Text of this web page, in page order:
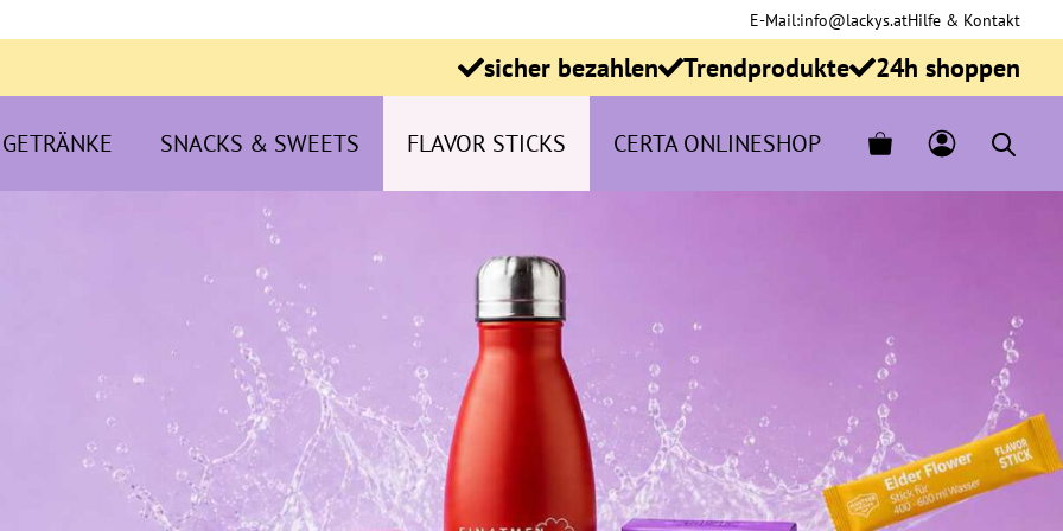
E-Mail:info@lackys.atHilfe & Kontakt
sicher bezahlen Trendprodukte 24h shoppen
GETRÄNKE SNACKS & SWEETS FLAVOR STICKS CERTA ONLINESHOP